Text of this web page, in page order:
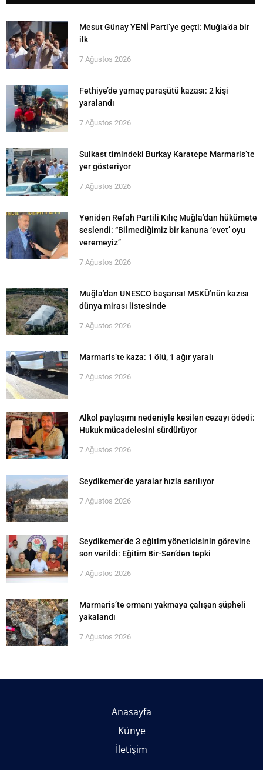
Mesut Günay YENİ Parti’ye geçti: Muğla’da bir
ilk
7 Ağustos 2026
Fethiye’de yamaç paraşütü kazası: 2 kişi
yaralandı
7 Ağustos 2026
Suikast timindeki Burkay Karatepe Marmaris’te
yer gösteriyor
7 Ağustos 2026
Yeniden Refah Partili Kılıç Muğla’dan hükümete
seslendi: “Bilmediğimiz bir kanuna ‘evet’ oyu
veremeyiz”
7 Ağustos 2026
Muğla’dan UNESCO başarısı! MSKÜ’nün kazısı
dünya mirası listesinde
7 Ağustos 2026
Marmaris’te kaza: 1 ölü, 1 ağır yaralı
7 Ağustos 2026
Alkol paylaşımı nedeniyle kesilen cezayı ödedi:
Hukuk mücadelesini sürdürüyor
7 Ağustos 2026
Seydikemer’de yaralar hızla sarılıyor
7 Ağustos 2026
Seydikemer’de 3 eğitim yöneticisinin görevine
son verildi: Eğitim Bir-Sen’den tepki
7 Ağustos 2026
Marmaris’te ormanı yakmaya çalışan şüpheli
yakalandı
7 Ağustos 2026
Anasayfa
Künye
İletişim